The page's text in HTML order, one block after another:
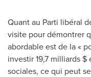
Quant au Parti libéral
visite pour démontrer
abordable est de la «
investir 19,7 milliards
sociales, ce qui peut